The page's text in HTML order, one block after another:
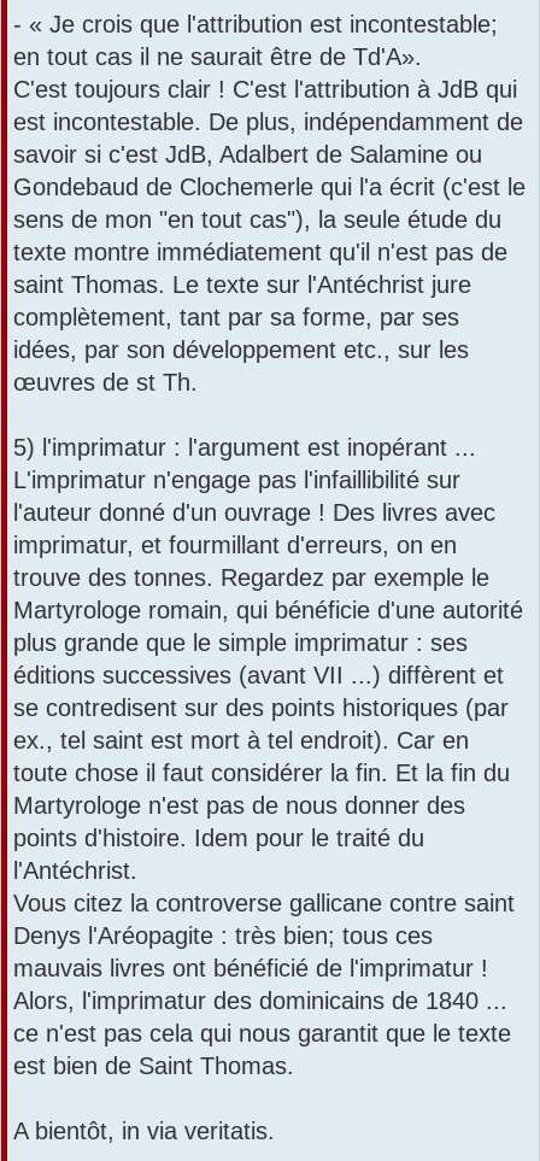
- « Je crois que l'attribution est incontestable;
en tout cas il ne saurait être de Td'A».
C'est toujours clair ! C'est l'attribution à JdB qui
est incontestable. De plus, indépendamment de
savoir si c'est JdB, Adalbert de Salamine ou
Gondebaud de Clochemerle qui l'a écrit (c'est le
sens de mon "en tout cas"), la seule étude du
texte montre immédiatement qu'il n'est pas de
saint Thomas. Le texte sur l'Antéchrist jure
complètement, tant par sa forme, par ses
idées, par son développement etc., sur les
œuvres de st Th.
5) l'imprimatur : l'argument est inopérant ...
L'imprimatur n'engage pas l'infaillibilité sur
l'auteur donné d'un ouvrage ! Des livres avec
imprimatur, et fourmillant d'erreurs, on en
trouve des tonnes. Regardez par exemple le
Martyrologe romain, qui bénéficie d'une autorité
plus grande que le simple imprimatur : ses
éditions successives (avant VII ...) diffèrent et
se contredisent sur des points historiques (par
ex., tel saint est mort à tel endroit). Car en
toute chose il faut considérer la fin. Et la fin du
Martyrologe n'est pas de nous donner des
points d'histoire. Idem pour le traité du
l'Antéchrist.
Vous citez la controverse gallicane contre saint
Denys l'Aréopagite : très bien; tous ces
mauvais livres ont bénéficié de l'imprimatur !
Alors, l'imprimatur des dominicains de 1840 ...
ce n'est pas cela qui nous garantit que le texte
est bien de Saint Thomas.
A bientôt, in via veritatis.